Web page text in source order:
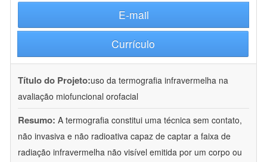
E-mail
Currículo
Título do Projeto:uso da termografia infravermelha na
avaliação miofuncional orofacial
Resumo: A termografia constitui uma técnica sem contato,
não invasiva e não radioativa capaz de captar a faixa de
radiação infravermelha não visível emitida por um corpo ou